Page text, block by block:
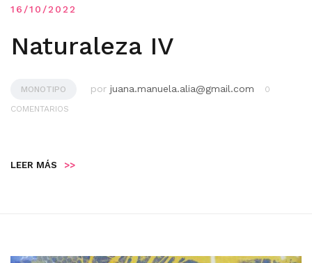
16/10/2022
Naturaleza IV
MONOTIPO por juana.manuela.alia@gmail.com
0
COMENTARIOS
LEER MÁS >>